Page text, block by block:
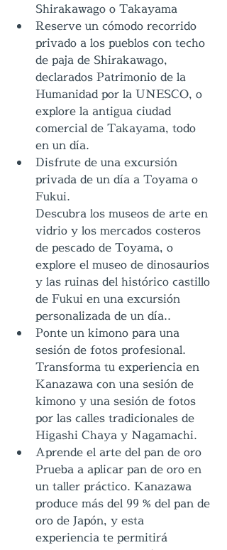
Shirakawago o Takayama
Reserve un cómodo recorrido
privado a los pueblos con techo
de paja de Shirakawago,
declarados Patrimonio de la
Humanidad por la UNESCO, o
explore la antigua ciudad
comercial de Takayama, todo
en un día.
Disfrute de una excursión
privada de un día a Toyama o
Fukui.
Descubra los museos de arte en
vidrio y los mercados costeros
de pescado de Toyama, o
explore el museo de dinosaurios
y las ruinas del histórico castillo
de Fukui en una excursión
personalizada de un día..
Ponte un kimono para una
sesión de fotos profesional.
Transforma tu experiencia en
Kanazawa con una sesión de
kimono y una sesión de fotos
por las calles tradicionales de
Higashi Chaya y Nagamachi.
Aprende el arte del pan de oro
Prueba a aplicar pan de oro en
un taller práctico. Kanazawa
produce más del 99 % del pan de
oro de Japón, y esta
experiencia te permitirá